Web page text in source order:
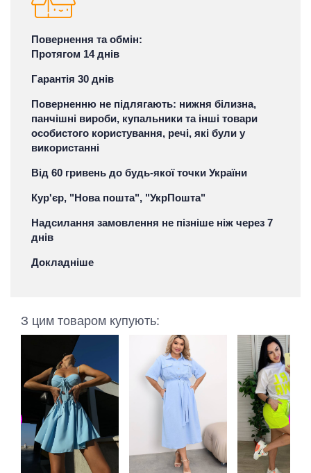
Повернення та обмін:
Протягом 14 днів
Гарантія 30 днів
Поверненню не підлягають: нижня білизна,
панчішні вироби, купальники та інші товари
особистого користування, речі, які були у
використанні
Від 60 гривень до будь-якої точки України
Кур'єр, "Нова пошта", "УкрПошта"
Надсилання замовлення не пізніше ніж через 7
днів
Докладніше
З цим товаром купують: